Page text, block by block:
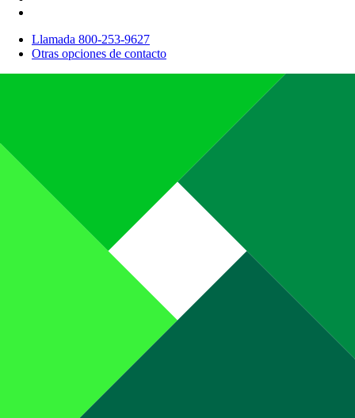
Llamada 800-253-9627
Otras opciones de contacto